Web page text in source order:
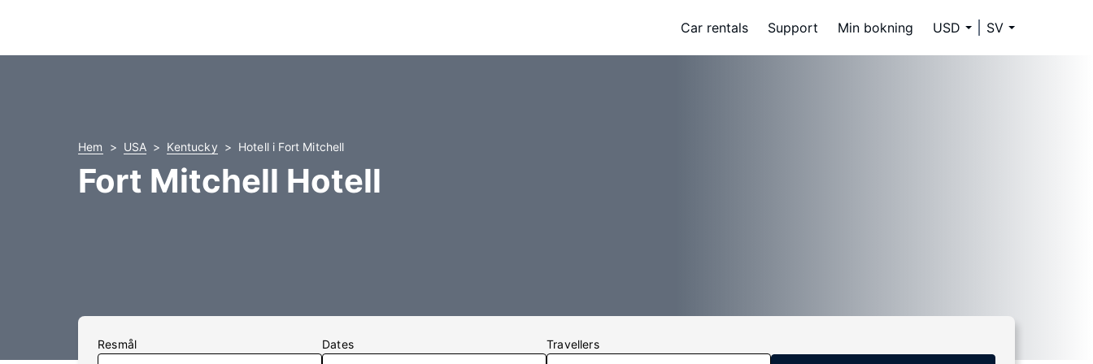
Car rentals Support Min bokning USD SV
Hem USA Kentucky Hotell i Fort Mitchell
Fort Mitchell Hotell
Resmål Dates Travellers